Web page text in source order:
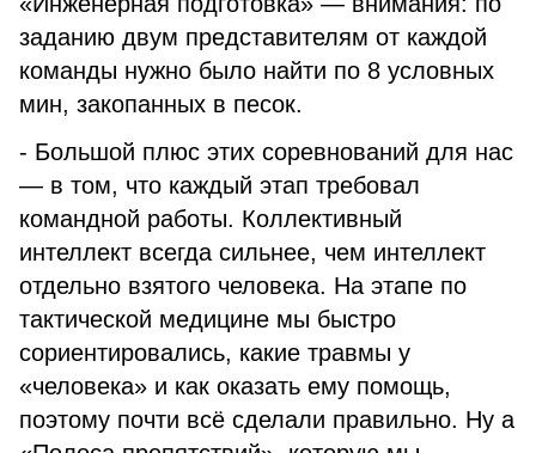
заданию двум представителям от каждой
команды нужно было найти по 8 условных
мин, закопанных в песок.
- Большой плюс этих соревнований для нас
— в том, что каждый этап требовал
командной работы. Коллективный
интеллект всегда сильнее, чем интеллект
отдельно взятого человека. На этапе по
тактической медицине мы быстро
сориентировались, какие травмы у
«человека» и как оказать ему помощь,
поэтому почти всё сделали правильно. Ну а